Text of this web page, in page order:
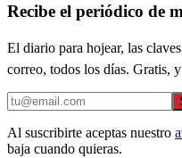
Recibe el periódico de
El diario para hojear, las
correo, todos los días. Gratis,
Al suscribirte aceptas nuestro
baja cuando quieras.